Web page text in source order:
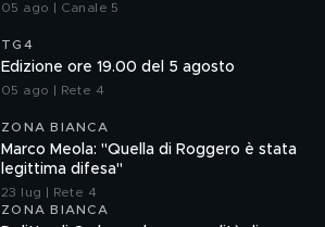
05 ago | Canale 5
TG4
Edizione ore 19.00 del 5 agosto
05 ago | Rete 4
ZONA BIANCA
Marco Meola: "Quella di Roggero è stata
legittima difesa"
23 lug | Rete 4
ZONA BIANCA